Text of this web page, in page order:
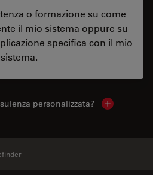
o formazione su come
il mio sistema oppure su
specifica con il mio
sistema.
personalizzata? Show local